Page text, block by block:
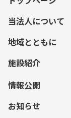
当法人について
地域とともに
施設紹介
情報公開
お知らせ